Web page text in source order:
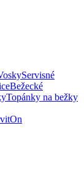
Servisné
Bežecké
Topánky na bežky
On